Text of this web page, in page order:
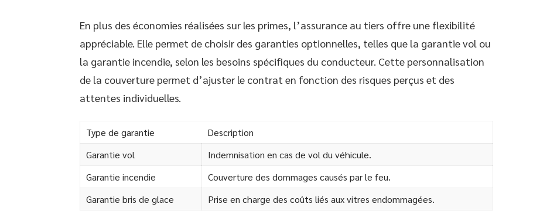
En plus des économies réalisées sur les primes, l’assurance au tiers offre une flexibilité
appréciable. Elle permet de choisir des garanties optionnelles, telles que la garantie vol ou
la garantie incendie, selon les besoins spécifiques du conducteur. Cette personnalisation
de la couverture permet d’ajuster le contrat en fonction des risques perçus et des
attentes individuelles.
Type de garantie
Description
Garantie vol
Indemnisation en cas de vol du véhicule.
Garantie incendie
Couverture des dommages causés par le feu.
Garantie bris de glace
Prise en charge des coûts liés aux vitres endommagées.